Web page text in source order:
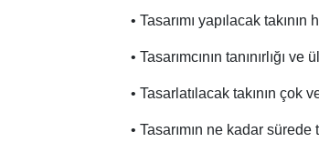
• Tasarımı yapılacak
• Tasarımcının tanınırlığı
• Tasarlatılacak takının çok
• Tasarımın ne kadar